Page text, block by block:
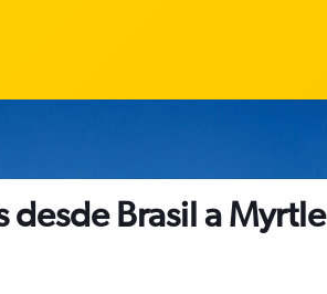
desde Brasil a Myrtle